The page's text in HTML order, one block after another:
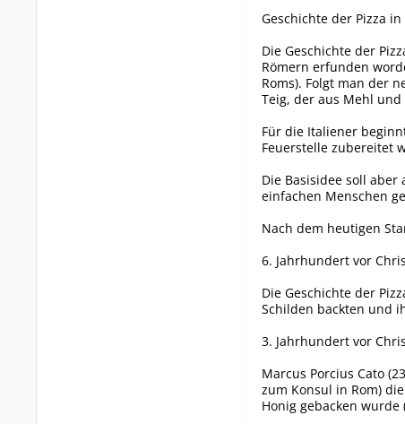
Geschichte der Pizza
Die Geschichte der
Römern erfunden
Roms). Folgt man der
Teig, der aus Mehl
Für die Italiener
Feuerstelle zubereitet
Die Basisidee soll
einfachen Menschen
Nach dem heutigen
6. Jahrhundert vor
Die Geschichte der
Schilden backten und
3. Jahrhundert vor
Marcus Porcius Cato
zum Konsul in Rom)
Honig gebacken